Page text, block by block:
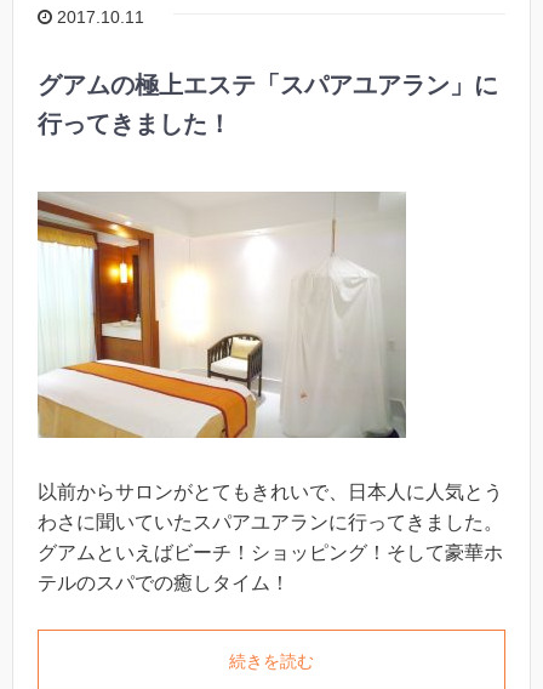
2017.10.11
グアムの極上エステ「スパアユアラン」に
行ってきました！
以前からサロンがとてもきれいで、日本人に人気とう
わさに聞いていたスパアユアランに行ってきました。
グアムといえばビーチ！ショッピング！そして豪華ホ
テルのスパでの癒しタイム！
続きを読む